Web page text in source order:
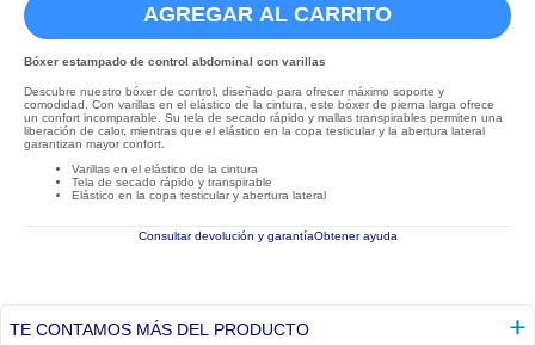
AGREGAR AL CARRITO
Bóxer estampado de control abdominal con varillas
Descubre nuestro bóxer de control, diseñado para ofrecer máximo soporte y
comodidad. Con varillas en el elástico de la cintura, este bóxer de pierna larga ofrece
un confort incomparable. Su tela de secado rápido y mallas transpirables permiten una
liberación de calor, mientras que el elástico en la copa testicular y la abertura lateral
garantizan mayor confort.
Varillas en el elástico de la cintura
Tela de secado rápido y transpirable
Elástico en la copa testicular y abertura lateral
Consultar devolución y garantíaObtener ayuda
TE CONTAMOS MÁS DEL PRODUCTO